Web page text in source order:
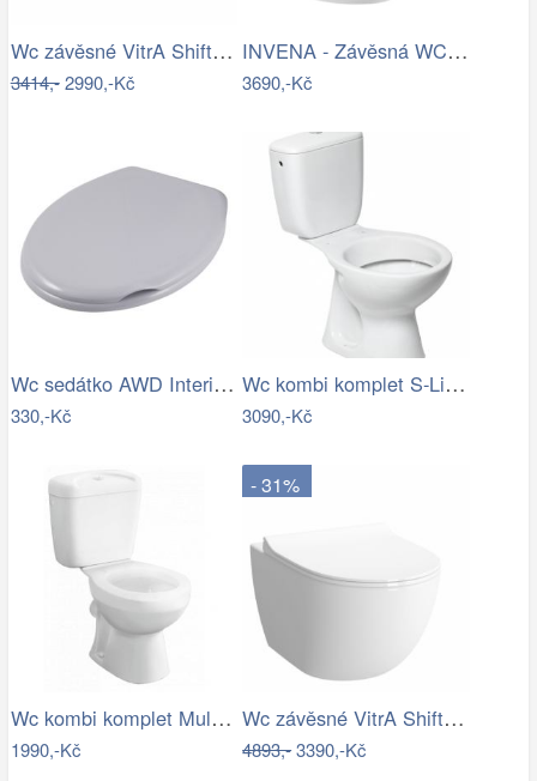
Wc závěsné VitrA Shift zadní odpad RN010
3414,-2990,-Kč
INVENA - Závěsná WC mísa LIMNOS /VÍROVÉ…
3690,-Kč
Wc sedátko AWD Interior polypropylen…
330,-Kč
Wc kombi komplet S-Line Pro spodní…
3090,-Kč
Wc kombi komplet Multi Eur zadní odpad…
1990,-Kč
- 31%
Wc závěsné VitrA Shift zadní odpad…
4893,-3390,-Kč